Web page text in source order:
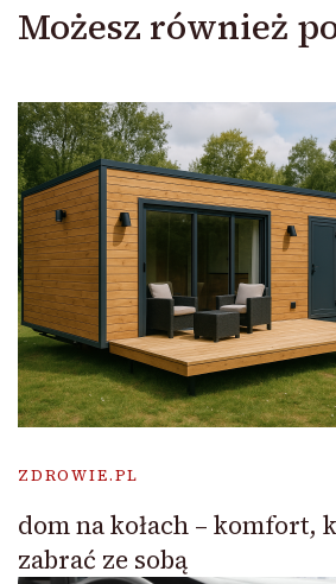
Możesz również
ZDROWIE.PL
dom na kołach – komfort,
zabrać ze sobą